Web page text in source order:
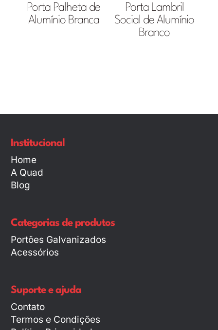
Porta Palheta de
Alumínio Branca
Porta Lambril
Social de Alumínio
Branco
Institucional
Home
A Quad
Blog
Categorias de produtos
Portões Galvanizados
Acessórios
Suporte e ajuda
Contato
Termos e Condições